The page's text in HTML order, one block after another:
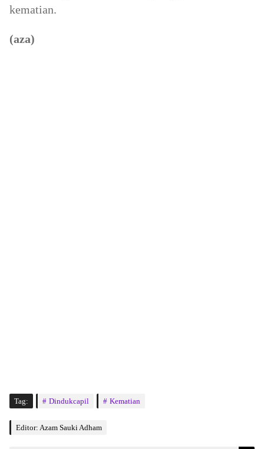
kematian.
(aza)
Tag: Dindukcapil Kematian
Editor: Azam Sauki Adham